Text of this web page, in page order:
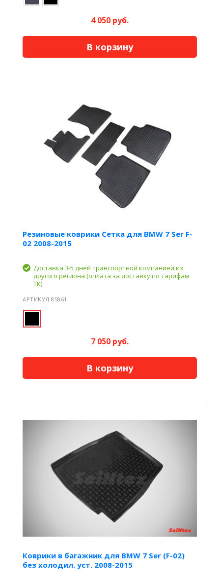
4 050 руб.
В корзину
Резиновые коврики Сетка для BMW 7 Ser F-
02 2008-2015
Доставка 3-5 дней транспортной компанией из
другого региона (оплата за доставку по тарифам
ТК)
АРТИКУЛ 85861
7 050 руб.
В корзину
Коврики в багажник для BMW 7 Ser (F-02)
без холодил. уст. 2008-2015